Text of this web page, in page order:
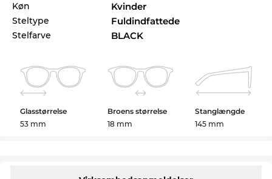
Brillestellet er særligt designet til
Yndefuldt design og et stærkt udtryk kombineres
til klassisk chic.
Plaststel, som disse, kombinerer
På ingen tid er dine briller færdige og på vej hjem
priser. Så billigt kan du ikke engang finde
CH0249OA på udsalg.
Køn Kvinder
Steltype Fuldindfattede
Stelfarve BLACK
Glasstørrelse
53 mm
Broens størrelse
18 mm
Stanglængde
145 mm